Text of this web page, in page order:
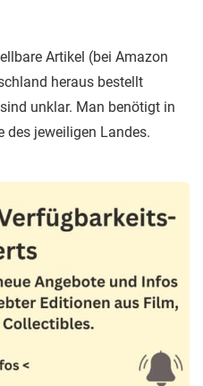
Artikel (bei Amazon
heraus bestellt
unklar. Man benötigt in
des jeweiligen Landes.